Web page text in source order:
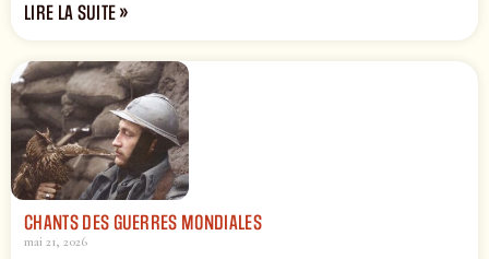
LIRE LA SUITE »
CHANTS DES GUERRES MONDIALES
mai 21, 2026